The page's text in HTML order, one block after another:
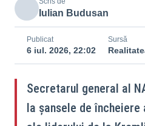
Iulian Budusan
Publicat
6 iul. 2026, 22:02
Sursă
Secretarul general al
la șansele de